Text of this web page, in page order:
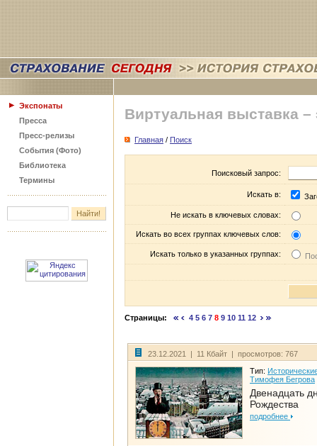
Экспонаты
Пресса
Пресс-релизы
События (Фото)
Библиотека
Термины
Виртуальная выставка –
Главная / Поиск
Поисковый запрос:
Искать в:
Не искать в ключевых словах:
Искать во всех группах ключевых слов:
Искать только в указанных группах:
Страницы: 4 5 6 7 8 9 10 11 12
23.12.2021 | 11 Кбайт | просмотров: 767
Тип:
Тимофея Бегрова
Двенадцать
Рождества
подробнее